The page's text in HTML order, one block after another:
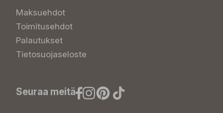
Maksuehdot
Toimitusehdot
Palautukset
Tietosuojaseloste
Seuraa meitä